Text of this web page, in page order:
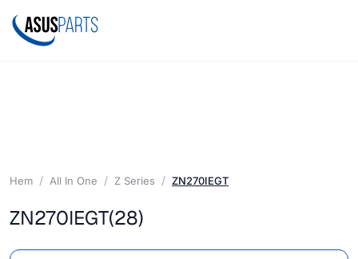
Hem All In One Z Series ZN270IEGT
ZN270IEGT(28)